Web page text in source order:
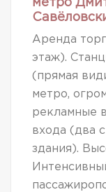
метро
Аренда
этаж).
(прямая
метро,
рекламные
входа (два
здания).